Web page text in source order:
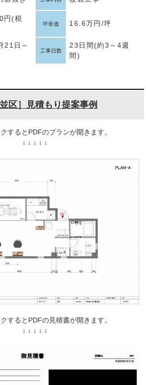
円(税
坪単価 16.6万円/坪
21日～
工事日数
23日間(約3～4週
間)
区］見積もり提案事例
するとPDFのプランが開きます。
↓ ↓ ↓ ↓ ↓
するとPDFの見積書が開きます。
↓ ↓ ↓ ↓ ↓